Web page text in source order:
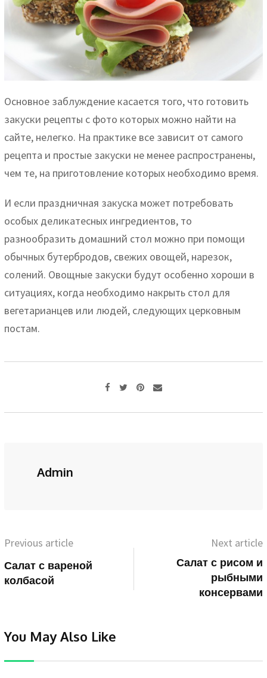
Основное заблуждение касается того, что готовить
закуски рецепты с фото которых можно найти на
сайте, нелегко. На практике все зависит от самого
рецепта и простые закуски не менее распространены,
чем те, на приготовление которых необходимо время.
И если праздничная закуска может потребовать
особых деликатесных ингредиентов, то
разнообразить домашний стол можно при помощи
обычных бутербродов, свежих овощей, нарезок,
солений. Овощные закуски будут особенно хороши в
ситуациях, когда необходимо накрыть стол для
вегетарианцев или людей, следующих церковным
постам.
Pinterest
Share
Admin
Previous article
Салат с вареной
колбасой
Next article
Салат с рисом и
рыбными
консервами
You May Also Like